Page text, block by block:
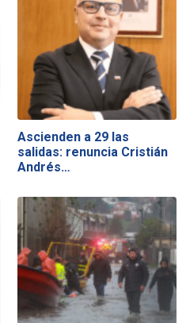
Ascienden a 29 las
salidas: renuncia Cristián
Andrés…